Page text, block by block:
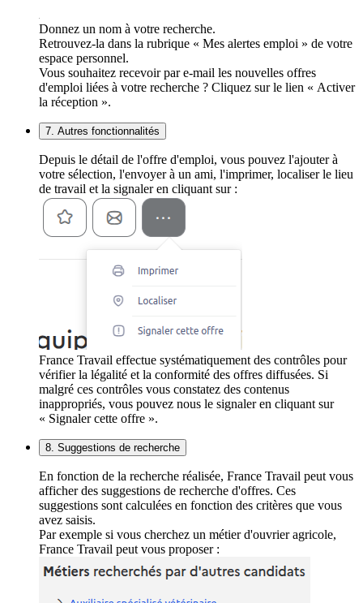
Donnez un nom à votre recherche.
Retrouvez-la dans la rubrique « Mes alertes emploi » de votre
espace personnel.
Vous souhaitez recevoir par e-mail les nouvelles offres
d'emploi liées à votre recherche ? Cliquez sur le lien « Activer
la réception ».
7. Autres fonctionnalités
Depuis le détail de l'offre d'emploi, vous pouvez l'ajouter à
votre sélection, l'envoyer à un ami, l'imprimer, localiser le lieu
de travail et la signaler en cliquant sur :
France Travail effectue systématiquement des contrôles pour
vérifier la légalité et la conformité des offres diffusées. Si
malgré ces contrôles vous constatez des contenus
inappropriés, vous pouvez nous le signaler en cliquant sur
« Signaler cette offre ».
8. Suggestions de recherche
En fonction de la recherche réalisée, France Travail peut vous
afficher des suggestions de recherche d'offres. Ces
suggestions sont calculées en fonction des critères que vous
avez saisis.
Par exemple si vous cherchez un métier d'ouvrier agricole,
France Travail peut vous proposer :